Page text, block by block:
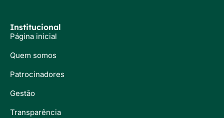
Institucional
Página inicial
Quem somos
Patrocinadores
Gestão
Transparência